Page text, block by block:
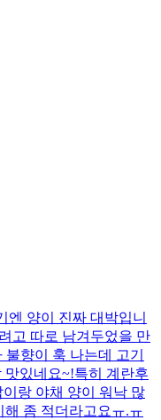
엔 양이 진짜 대박입니
고 따로 남겨두었을 만
향이 훅 나는데 고기
맛있네요~!특히 계란후
랑 야채 양이 워낙 많
좀 적더라고요ㅠ.ㅠ